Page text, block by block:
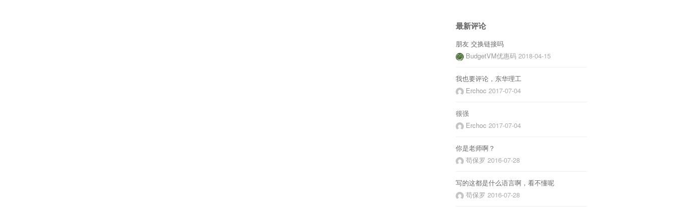
最新评论
朋友 交换链接吗
BudgetVM优惠码 2018-04-15
我也要评论，东华理工
Erchoc 2017-07-04
很强
Erchoc 2017-07-04
你是老师啊？
苟保罗 2016-07-28
写的这都是什么语言啊，看不懂呢
苟保罗 2016-07-28